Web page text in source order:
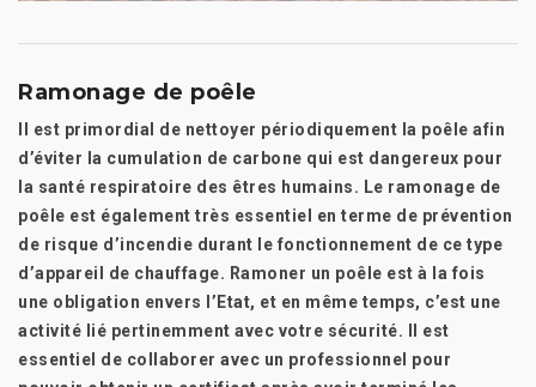
Ramonage de poêle
Il est primordial de nettoyer périodiquement la poêle afin
d’éviter la cumulation de carbone qui est dangereux pour
la santé respiratoire des êtres humains. Le ramonage de
poêle est également très essentiel en terme de prévention
de risque d’incendie durant le fonctionnement de ce type
d’appareil de chauffage. Ramoner un poêle est à la fois
une obligation envers l’Etat, et en même temps, c’est une
activité lié pertinemment avec votre sécurité. Il est
essentiel de collaborer avec un professionnel pour